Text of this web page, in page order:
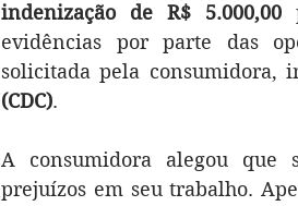
indenização de R$ 5.000,00
evidências por parte das
solicitada pela consumidora,
(CDC).
A consumidora alegou que
prejuízos em seu trabalho.